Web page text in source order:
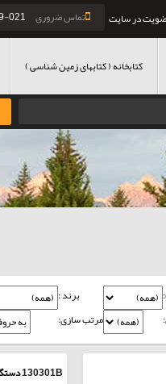
تماس ضروری 021-88903039 در سایت
کتابخانه ( کتابهای زمین شناسی )
برند :
مرتب سازی:
130301B